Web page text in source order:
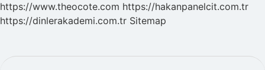
https://www.theocote.com https://hakanpanelcit.com.tr
https://dinlerakademi.com.tr Sitemap